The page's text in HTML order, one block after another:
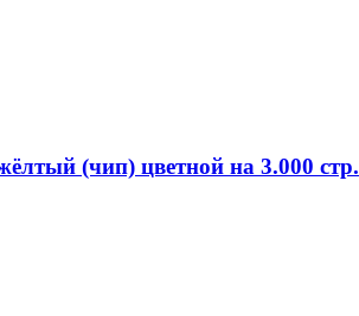
(чип) цветной на 3.000 стр.